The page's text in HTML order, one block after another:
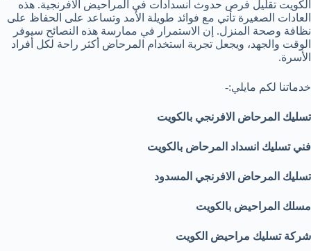
الكويت تقليل فرص حدوث انسدادات في المراحيض الافرنجية. هذه
العادات الصغيرة تأتي مع فوائد طويلة الأمد وتساعد على الحفاظ على
نظافة وصحة المنزل. إن الاستمرار في ممارسة هذه النصائح سيوفر
الوقت والجهد، ويجعل تجربة استخدام المرحاض أكثر راحة لكل أفراد
الأسرة.
خدماتنا لكم مايلي:-
تسليك المرحاض الافرنجي بالكويت
فني تسليك انسداد المرحاض بالكويت
تسليك المرحاض الافرنجي المسدود
مسلك المراحيض بالكويت
شركة تسليك مراحيض الكويت